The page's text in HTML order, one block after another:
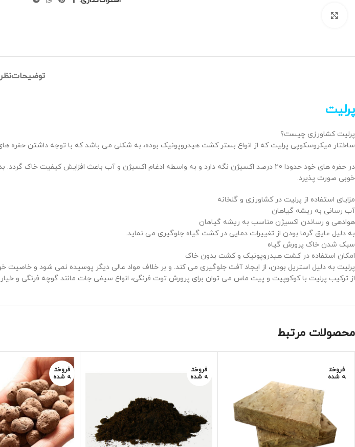
توضیحات
پرلیت
پرلیت کشاورزی چیست؟
ساختار میکروسکوپی پرلیت که از انواع بستر کشت هیدروپونیک بوده، به شکلی می باشد که با توجه داشتن حفره های
در حفره های خود حدودا 20 درصد اکسیژن نگه دارد و به واسطه ادغام اکسیژن و آب باعث افزایش
خوبی صورت پذیرد.
مزایای استفاده از پرلیت در کشاورزی و گلخانه
آب رسانی به ریشه گیاهان
هوادهی و رساندن اکسیژن مناسب به ریشه گیاهان
به دلیل عایق گرما بودن از تغییرات دمایی در کشت گیاه جلوگیری می نماید.
سبک شدن خاک پرورش گیاه
امکان استفاده در کشت هیدروپونیک و کشت بدون خاک
پرلیت به دلیل استریل بودن، از ایجاد آفت جلوگیری می کند. و بر خلاف مواد عالی دیگر پوسیده نمی شود و خاصیت
از ترکیب پرلیت با کوکوپیت و پیت ماس می توان برای پرورش توت فرنگی، انواع سیفی جات مانند گوچه فرنگی و
محصولات مرتبط
فروخت
ه شده
فروخت
ه شده
فروخت
ه شده